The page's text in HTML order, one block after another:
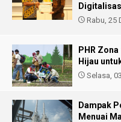
Rabu, 25
PHR
Hijau
Selasa,
Dampak
Menuai